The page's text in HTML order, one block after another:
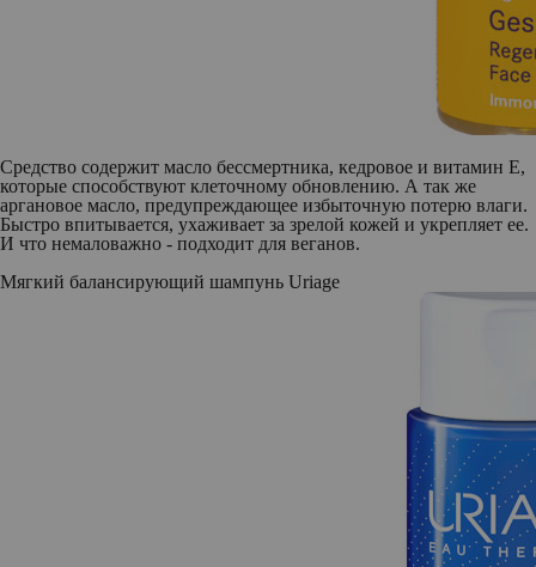
Средство содержит масло бессмертника, кедровое и витамин Е,
которые способствуют клеточному обновлению. А так же
аргановое масло, предупреждающее избыточную потерю влаги.
Быстро впитывается, ухаживает за зрелой кожей и укрепляет ее.
И что немаловажно - подходит для веганов.
Мягкий балансирующий шампунь Uriage